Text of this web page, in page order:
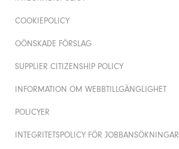
COOKIEPOLICY
OÖNSKADE FÖRSLAG
SUPPLIER CITIZENSHIP POLICY
INFORMATION OM WEBBTILLGÄNGLIGHET
POLICYER
INTEGRITETSPOLICY FÖR JOBBANSÖKNINGAR